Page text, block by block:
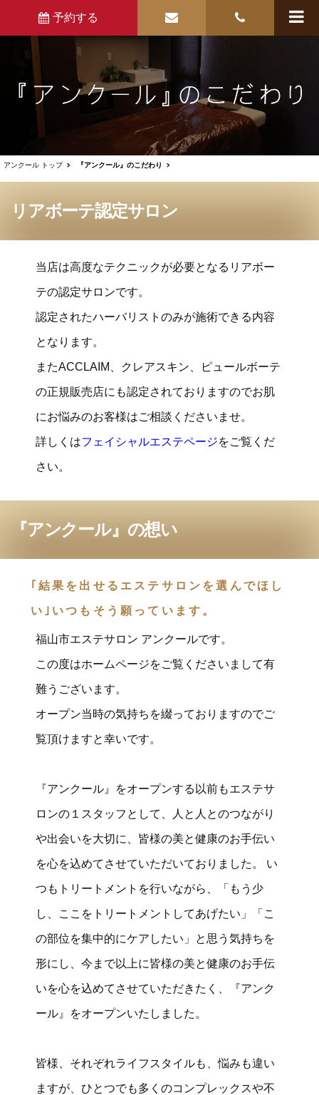
予約する
アンクール トップ 『アンクール』のこだわり
リアボーテ認定サロン
当店は高度なテクニックが必要となるリアボー
テの認定サロンです。
認定されたハーバリストのみが施術できる内容
となります。
またACCLAIM、クレアスキン、ピュールボーテ
の正規販売店にも認定されておりますのでお肌
にお悩みのお客様はご相談くださいませ。
詳しくはフェイシャルエステページをご覧くだ
さい。
『アンクール』の想い
｢結果を出せるエステサロンを選んでほし
い｣いつもそう願っています。
福山市エステサロン アンクールです。
この度はホームページをご覧くださいまして有
難うございます。
オープン当時の気持ちを綴っておりますのでご
覧頂けますと幸いです。
『アンクール』をオープンする以前もエステサ
ロンの１スタッフとして、人と人とのつながり
や出会いを大切に、皆様の美と健康のお手伝い
を心を込めてさせていただいておりました。 い
つもトリートメントを行いながら、「もう少
し、ここをトリートメントしてあげたい」「こ
の部位を集中的にケアしたい」と思う気持ちを
形にし、今まで以上に皆様の美と健康のお手伝
いを心を込めてさせていただきたく、『アンク
ール』をオープンいたしました。
皆様、それぞれライフスタイルも、悩みも違い
ますが、ひとつでも多くのコンプレックスや不